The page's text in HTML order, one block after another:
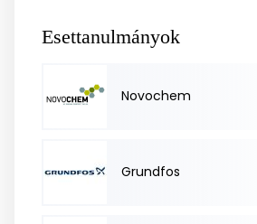
Esettanulmányok
Novochem
Grundfos